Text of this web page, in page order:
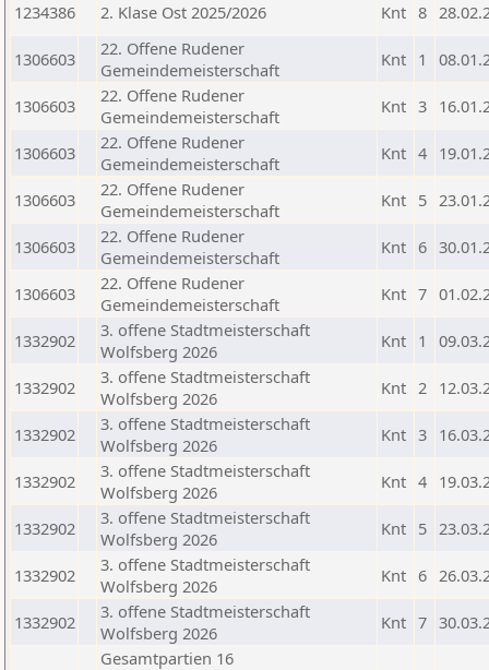
1234386
2. Klase Ost 2025/2026 Knt 8
1306603
22. Offene Rudener
Gemeindemeisterschaft
Knt 1
1306603
22. Offene Rudener
Gemeindemeisterschaft
Knt 3
1306603
22. Offene Rudener
Gemeindemeisterschaft
Knt 4
1306603
22. Offene Rudener
Gemeindemeisterschaft
Knt 5
1306603
22. Offene Rudener
Gemeindemeisterschaft
Knt 6
1306603
22. Offene Rudener
Gemeindemeisterschaft
Knt 7
1332902
3. offene Stadtmeisterschaft
Wolfsberg 2026
Knt 1
1332902
3. offene Stadtmeisterschaft
Wolfsberg 2026
Knt 2
1332902
3. offene Stadtmeisterschaft
Wolfsberg 2026
Knt 3
1332902
3. offene Stadtmeisterschaft
Wolfsberg 2026
Knt 4
1332902
3. offene Stadtmeisterschaft
Wolfsberg 2026
Knt 5
1332902
3. offene Stadtmeisterschaft
Wolfsberg 2026
Knt 6
1332902
3. offene Stadtmeisterschaft
Wolfsberg 2026
Knt 7
Gesamtpartien 16